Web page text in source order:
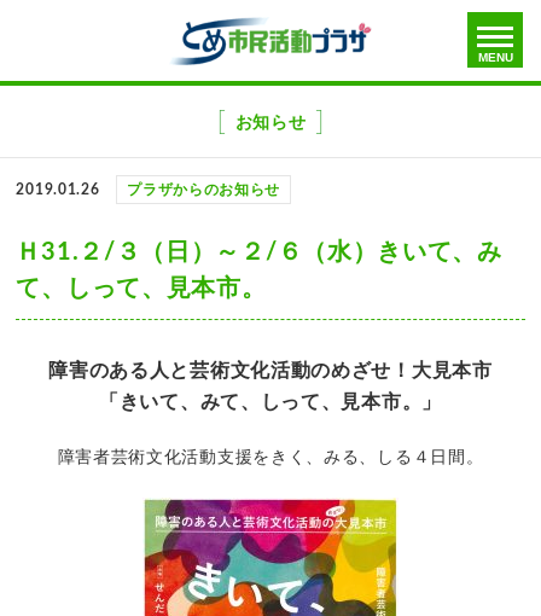
ニ
ー
を
ば
toggle
menu
MENU
お知らせ
2019.01.26 プラザからのお知らせ
Ｈ31.２/３（日）～２/６（水）きいて、み
て、しって、見本市。
障害のある人と芸術文化活動のめざせ！大見本市
「きいて、みて、しって、見本市。」
障害者芸術文化活動支援をきく、みる、しる４日間。